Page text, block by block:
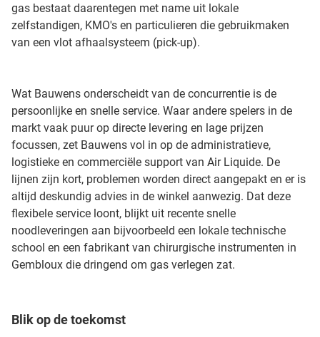
gas bestaat daarentegen met name uit lokale
zelfstandigen, KMO's en particulieren die gebruikmaken
van een vlot afhaalsysteem (pick-up).
Wat Bauwens onderscheidt van de concurrentie is de
persoonlijke en snelle service. Waar andere spelers in de
markt vaak puur op directe levering en lage prijzen
focussen, zet Bauwens vol in op de administratieve,
logistieke en commerciële support van Air Liquide. De
lijnen zijn kort, problemen worden direct aangepakt en er is
altijd deskundig advies in de winkel aanwezig. Dat deze
flexibele service loont, blijkt uit recente snelle
noodleveringen aan bijvoorbeeld een lokale technische
school en een fabrikant van chirurgische instrumenten in
Gembloux die dringend om gas verlegen zat.
Blik op de toekomst